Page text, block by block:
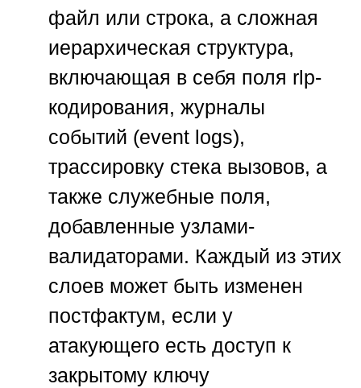
файл или строка, а сложная
иерархическая структура,
включающая в себя поля rlp-
кодирования, журналы
событий (event logs),
трассировку стека вызовов, а
также служебные поля,
добавленные узлами-
валидаторами. Каждый из этих
слоев может быть изменен
постфактум, если у
атакующего есть доступ к
закрытому ключу